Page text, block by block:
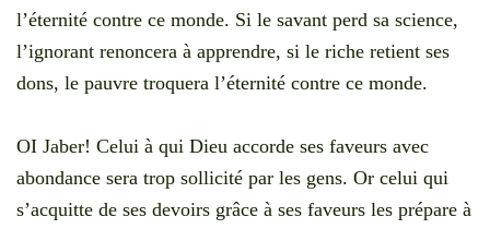
l’éternité contre ce monde. Si le savant perd sa science,
l’ignorant renoncera à apprendre, si le riche retient ses
dons, le pauvre troquera l’éternité contre ce monde.
OI Jaber! Celui à qui Dieu accorde ses faveurs avec
abondance sera trop sollicité par les gens. Or celui qui
s’acquitte de ses devoirs grâce à ses faveurs les prépare à